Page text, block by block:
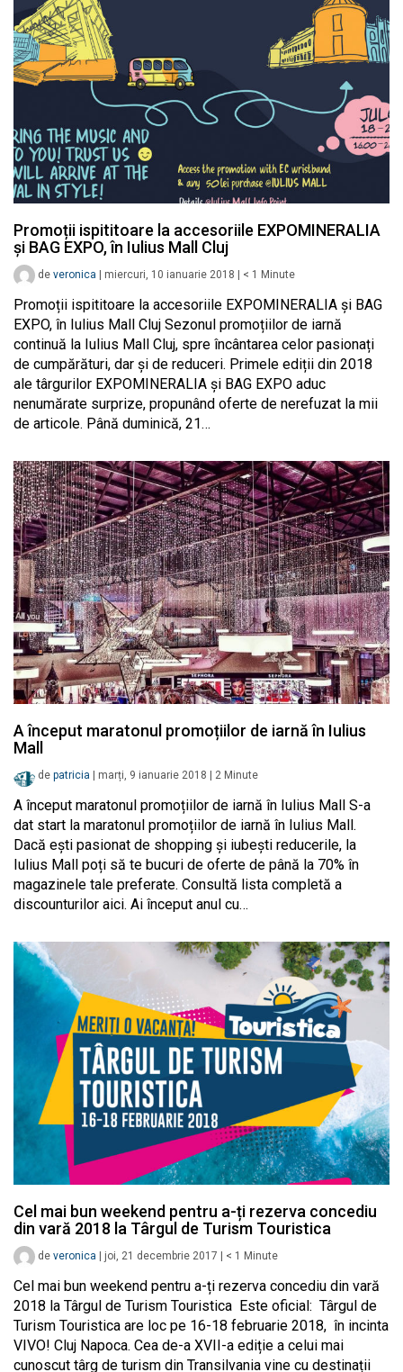
Promoții ispititoare la accesoriile EXPOMINERALIA
și BAG EXPO, în Iulius Mall Cluj
de veronica miercuri, 10 ianuarie 2018 < 1 Minute
Promoții ispititoare la accesoriile EXPOMINERALIA și BAG
EXPO, în Iulius Mall Cluj Sezonul promoțiilor de iarnă
continuă la Iulius Mall Cluj, spre încântarea celor pasionați
de cumpărături, dar și de reduceri. Primele ediții din 2018
ale târgurilor EXPOMINERALIA și BAG EXPO aduc
nenumărate surprize, propunând oferte de nerefuzat la mii
de articole. Până duminică, 21…
A început maratonul promoțiilor de iarnă în Iulius
Mall
de patricia marți, 9 ianuarie 2018 2 Minute
A început maratonul promoțiilor de iarnă în Iulius Mall S-a
dat start la maratonul promoțiilor de iarnă în Iulius Mall.
Dacă ești pasionat de shopping și iubești reducerile, la
Iulius Mall poți să te bucuri de oferte de până la 70% în
magazinele tale preferate. Consultă lista completă a
discounturilor aici. Ai început anul cu…
Cel mai bun weekend pentru a-ți rezerva concediu
din vară 2018 la Târgul de Turism Touristica
de veronica joi, 21 decembrie 2017 < 1 Minute
Cel mai bun weekend pentru a-ți rezerva concediu din vară
2018 la Târgul de Turism Touristica Este oficial: Târgul de
Turism Touristica are loc pe 16-18 februarie 2018, în incinta
VIVO! Cluj Napoca. Cea de-a XVII-a ediție a celui mai
cunoscut târg de turism din Transilvania vine cu destinații